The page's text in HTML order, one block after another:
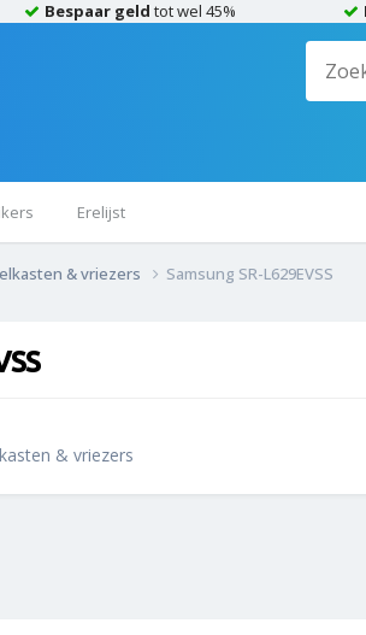
Bespaar geld tot wel 45%
Erelijst
& vriezers Samsung SR-L629EVSS
& vriezers